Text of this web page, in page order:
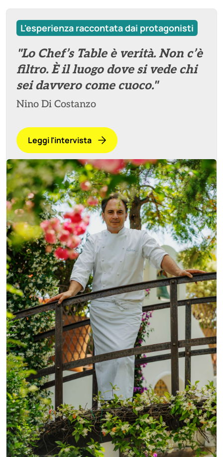
L'esperienza raccontata dai protagonisti
"Lo Chef’s Table è verità. Non c’è
filtro. È il luogo dove si vede chi
sei davvero come cuoco."
Nino Di Costanzo
Leggi l'intervista